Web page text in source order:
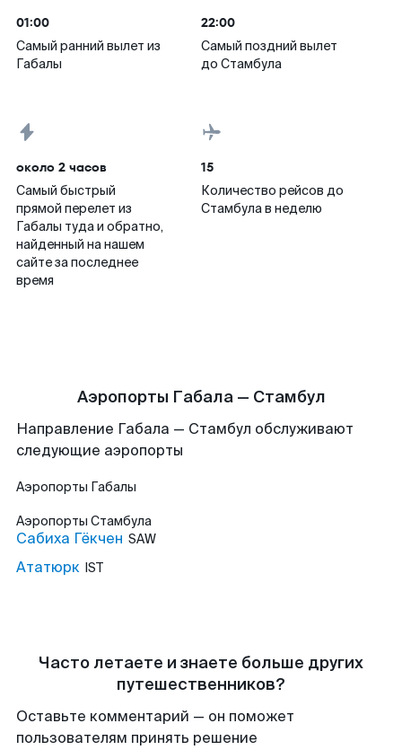
01:00
Самый ранний вылет из
Габалы
22:00
Самый поздний вылет
до Стамбула
около 2 часов
Самый быстрый
прямой перелет из
Габалы туда и обратно,
найденный на нашем
сайте за последнее
время
15
Количество рейсов до
Стамбула в неделю
Аэропорты Габала — Стамбул
Направление Габала — Стамбул обслуживают
следующие аэропорты
Аэропорты Габалы
Аэропорты Стамбула
Сабиха Гёкчен SAW
Ататюрк IST
Часто летаете и знаете больше других
путешественников?
Оставьте комментарий — он поможет
пользователям принять решение